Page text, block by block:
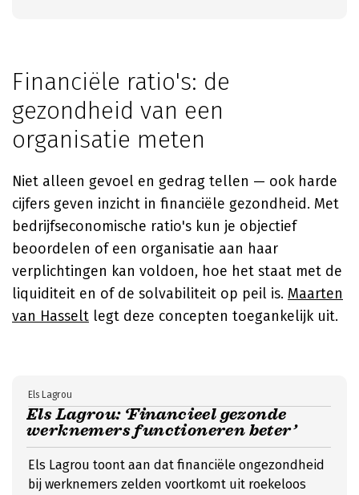
Financiële ratio's: de
gezondheid van een
organisatie meten
Niet alleen gevoel en gedrag tellen — ook harde
cijfers geven inzicht in financiële gezondheid. Met
bedrijfseconomische ratio's kun je objectief
beoordelen of een organisatie aan haar
verplichtingen kan voldoen, hoe het staat met de
liquiditeit en of de solvabiliteit op peil is. Maarten
van Hasselt legt deze concepten toegankelijk uit.
Els Lagrou: ‘Financieel gezonde
werknemers functioneren beter’
Els Lagrou
Els Lagrou toont aan dat financiële ongezondheid
bij werknemers zelden voortkomt uit roekeloos